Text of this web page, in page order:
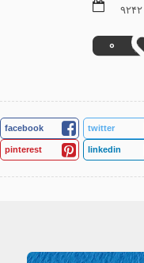
0
facebook twitter
pinterest linkedin